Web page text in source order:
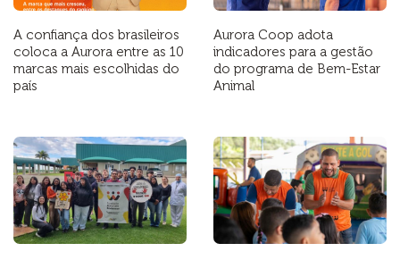
A confiança dos brasileiros
coloca a Aurora entre as 10
marcas mais escolhidas do
país
Aurora Coop adota
indicadores para a gestão
do programa de Bem-Estar
Animal